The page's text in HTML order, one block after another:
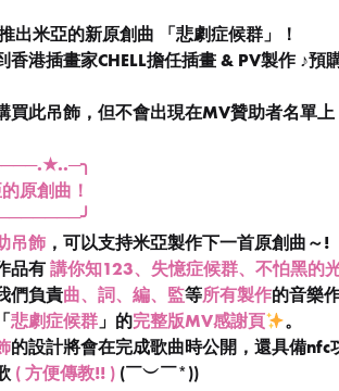
出米亞的新原創曲 「悲劇症候群」！
香港插畫家CHELL擔任插畫 & PV製作 ♪預
買此吊飾，但不會出現在MV贊助者名單
原創曲！
吊飾 ，可以支持米亞製作下一首原創曲～!
品有 講你知123、失憶症候群、不怕黑的
們負責曲、詞、編、監等所有製作的音樂
悲劇症候群 」的完整版MV感謝頁
。
的設計將會在完成歌曲時公開，還具備nfc
( 方便傳教!! ) (￣︶￣*))